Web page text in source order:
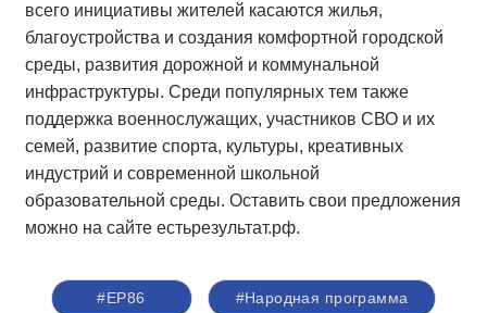
всего инициативы жителей касаются жилья,
благоустройства и создания комфортной городской
среды, развития дорожной и коммунальной
инфраструктуры. Среди популярных тем также
поддержка военнослужащих, участников СВО и их
семей, развитие спорта, культуры, креативных
индустрий и современной школьной
образовательной среды. Оставить свои предложения
можно на сайте естьрезультат.рф.
#ЕР86 #Народная программа